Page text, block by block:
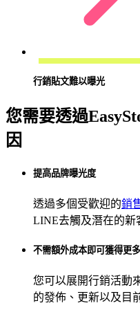
行銷貼文難以曝光
您需要透過
因
提高品牌曝光度
透過多個受歡迎的銷
LINE去觸及潛在的新
不需額外成本即可獲得更
您可以展開行銷活動
的發佈、更新以及目